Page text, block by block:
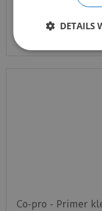
Co-pro - Primer
DETAILS